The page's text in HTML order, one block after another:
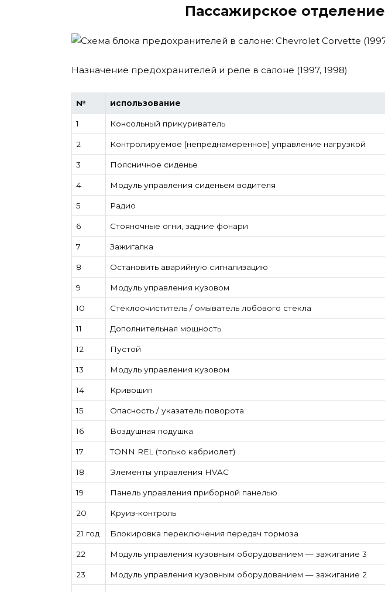
Пассажирское отделение
Назначение предохранителей и реле в салоне (1997, 1998)
№ использование
1 Консольный прикуриватель
2 Контролируемое (непреднамеренное) управление нагрузкой
3 Поясничное сиденье
4 Модуль управления сиденьем водителя
5 Радио
6 Стояночные огни, задние фонари
7 Зажигалка
8 Остановить аварийную сигнализацию
9 Модуль управления кузовом
10 Стеклоочиститель / омыватель лобового стекла
11 Дополнительная мощность
12 Пустой
13 Модуль управления кузовом
14 Кривошип
15 Опасность / указатель поворота
16 Воздушная подушка
17 TONN REL (только кабриолет)
18 Элементы управления HVAC
19 Панель управления приборной панелью
20 Круиз-контроль
21 год Блокировка переключения передач тормоза
22 Модуль управления кузовным оборудованием — зажигание 3
23 Модуль управления кузовным оборудованием — зажигание 2